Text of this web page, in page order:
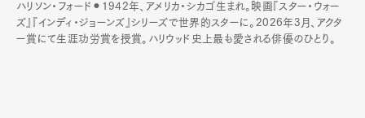
ハリソン・フォード⚫︎1942年、アメリカ・シカゴ生まれ。映画『スター・ウォー
ズ』『インディ・ジョーンズ』シリーズで世界的スターに。2026年3月、アクタ
ー賞にて生涯功労賞を授賞。ハリウッド史上最も愛される俳優のひとり。